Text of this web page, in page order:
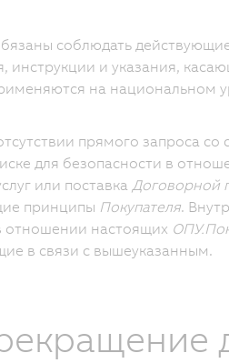
соблюдать
инструкции и указания,
на национальном
прямого запроса
для безопасности в
или поставка Договорной
принципы Покупателя.
отношении настоящих ОПУ.
в связи с вышеуказанным.